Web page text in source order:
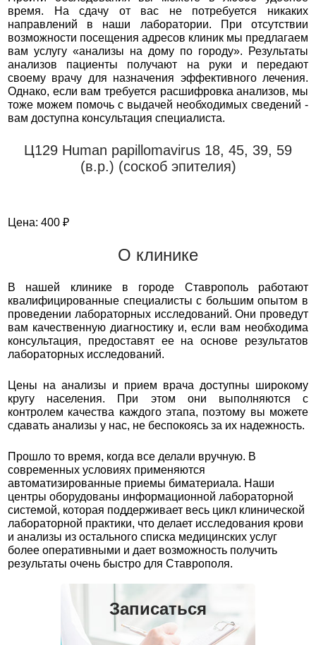
время. На сдачу от вас не потребуется никаких
направлений в наши лаборатории. При отсутствии
возможности посещения адресов клиник мы предлагаем
вам услугу «анализы на дому по городу». Результаты
анализов пациенты получают на руки и передают
своему врачу для назначения эффективного лечения.
Однако, если вам требуется расшифровка анализов, мы
тоже можем помочь с выдачей необходимых сведений -
вам доступна консультация специалиста.
Ц129 Human papillomavirus 18, 45, 39, 59
(в.р.) (соскоб эпителия)
Цена: 400 ₽
О клинике
В нашей клинике в городе Ставрополь работают
квалифицированные специалисты с большим опытом в
проведении лабораторных исследований. Они проведут
вам качественную диагностику и, если вам необходима
консультация, предоставят ее на основе результатов
лабораторных исследований.
Цены на анализы и прием врача доступны широкому
кругу населения. При этом они выполняются с
контролем качества каждого этапа, поэтому вы можете
сдавать анализы у нас, не беспокоясь за их надежность.
Прошло то время, когда все делали вручную. В
современных условиях применяются
автоматизированные приемы биматериала. Наши
центры оборудованы информационной лабораторной
системой, которая поддерживает весь цикл клинической
лабораторной практики, что делает исследования крови
и анализы из остального списка медицинских услуг
более оперативными и дает возможность получить
результаты очень быстро для Ставрополя.
Записаться